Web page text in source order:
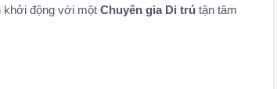
khởi động với một Chuyên gia Di trú tận tâm